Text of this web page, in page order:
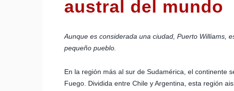
austral del mundo
Aunque es considerada una ciudad, Puerto Williams,
pequeño pueblo.
En la región más al sur de Sudamérica, el continente
Fuego. Dividida entre Chile y Argentina, esta región